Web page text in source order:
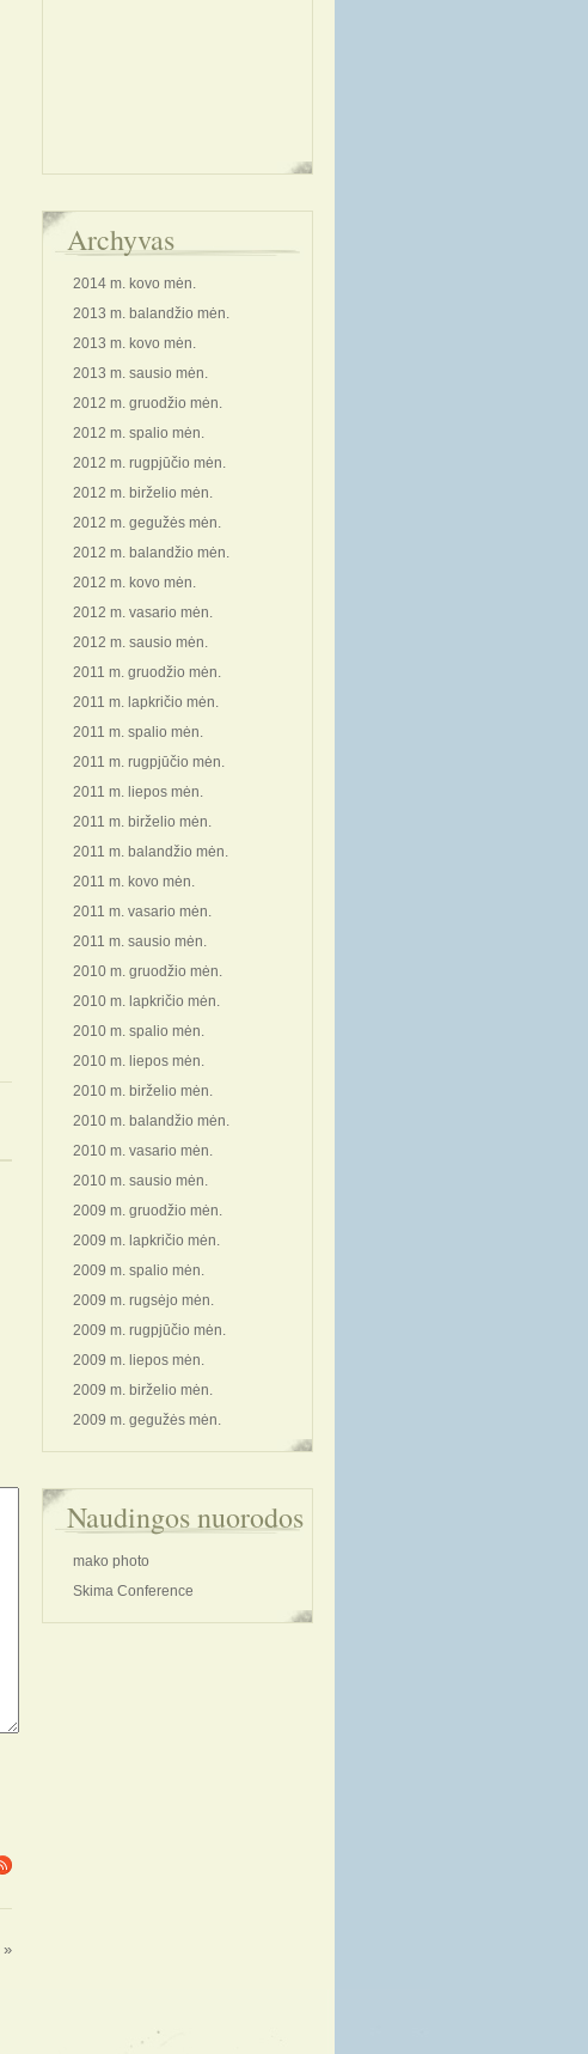
»
Archyvas
2014 m. kovo mėn.
2013 m. balandžio mėn.
2013 m. kovo mėn.
2013 m. sausio mėn.
2012 m. gruodžio mėn.
2012 m. spalio mėn.
2012 m. rugpjūčio mėn.
2012 m. birželio mėn.
2012 m. gegužės mėn.
2012 m. balandžio mėn.
2012 m. kovo mėn.
2012 m. vasario mėn.
2012 m. sausio mėn.
2011 m. gruodžio mėn.
2011 m. lapkričio mėn.
2011 m. spalio mėn.
2011 m. rugpjūčio mėn.
2011 m. liepos mėn.
2011 m. birželio mėn.
2011 m. balandžio mėn.
2011 m. kovo mėn.
2011 m. vasario mėn.
2011 m. sausio mėn.
2010 m. gruodžio mėn.
2010 m. lapkričio mėn.
2010 m. spalio mėn.
2010 m. liepos mėn.
2010 m. birželio mėn.
2010 m. balandžio mėn.
2010 m. vasario mėn.
2010 m. sausio mėn.
2009 m. gruodžio mėn.
2009 m. lapkričio mėn.
2009 m. spalio mėn.
2009 m. rugsėjo mėn.
2009 m. rugpjūčio mėn.
2009 m. liepos mėn.
2009 m. birželio mėn.
2009 m. gegužės mėn.
Naudingos nuorodos
mako photo
Skima Conference